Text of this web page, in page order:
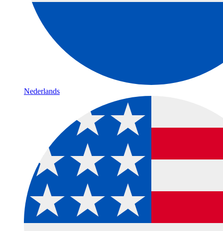
Nederlands